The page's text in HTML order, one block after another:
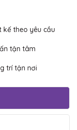
kế theo yêu cầu
tận tâm
trí tận nơi